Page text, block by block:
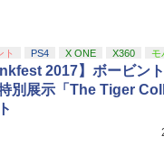
ト PS4 X ONE X360 モ
2017】ボービン
別展示「The Tiger